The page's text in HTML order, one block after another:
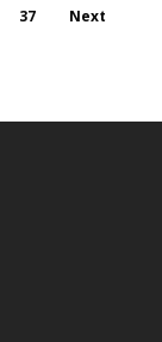
37 Next